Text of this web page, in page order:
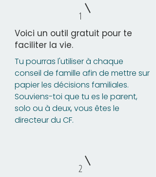
1
Voici un outil gratuit pour te
faciliter la vie.
Tu pourras l'utiliser à chaque
conseil de famille afin de mettre sur
papier les décisions familiales.
Souviens-toi que tu es le parent,
solo ou à deux, vous êtes le
directeur du CF.
2